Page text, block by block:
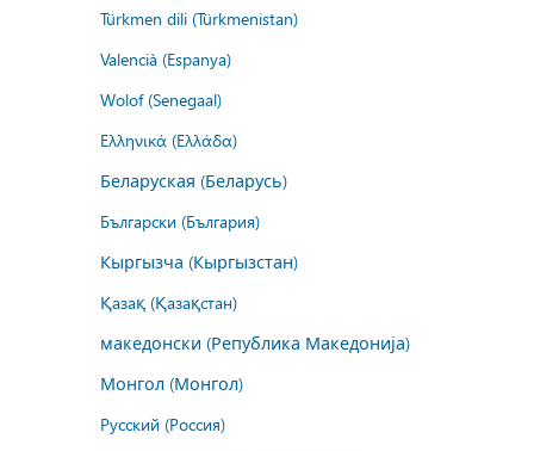
Türkmen dili (Türkmenistan)
Valencià (Espanya)
Wolof (Senegaal)
Ελληνικά (Ελλάδα)
Беларуская (Беларусь)
Български (България)
Кыргызча (Кыргызстан)
Қазақ (Қазақстан)
македонски (Република Македонија)
Монгол (Монгол)
Русский (Россия)